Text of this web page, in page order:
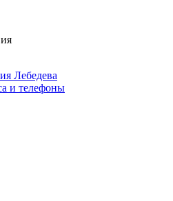
Лебедева
и телефоны